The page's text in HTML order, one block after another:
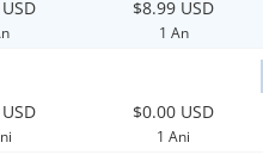
$8.99 USD
1 An
$0.00 USD
1 Ani